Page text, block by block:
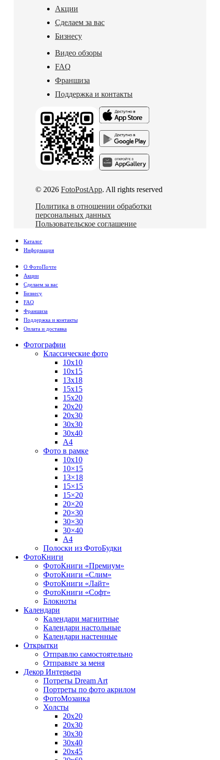
Акции
Сделаем за вас
Бизнесу
Видео обзоры
FAQ
Франшиза
Поддержка и контакты
© 2026 FotoPostApp. All rights reserved
Политика в отношении обработки
персональных данных
Пользовательское соглашение
Каталог
Информация
О ФотоПочте
Акции
Сделаем за вас
Бизнесу
FAQ
Франшиза
Поддержка и контакты
Оплата и доставка
Фотографии
Классические фото
10х10
10х15
13х18
15х15
15х20
20х20
20х30
30х30
30х40
А4
Фото в рамке
10х10
10×15
13×18
15×15
15×20
20×20
20×30
30×30
30×40
A4
Полоски из ФотоБудки
ФотоКниги
ФотоКниги «Премиум»
ФотоКниги «Слим»
ФотоКниги «Лайт»
ФотоКниги «Софт»
Блокноты
Календари
Календари магнитные
Календари настольные
Календари настенные
Открытки
Отправлю самостоятельно
Отправьте за меня
Декор Интерьера
Потреты Dream Art
Портреты по фото акрилом
ФотоМозаика
Холсты
20х20
20х30
30х30
30х40
20х45